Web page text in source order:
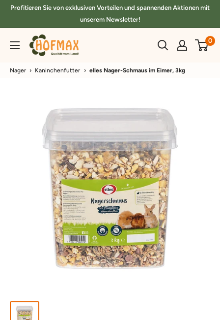
DirektProfitieren Sie von exklusiven Vorteilen und spannenden Aktionen mit
unserem Newsletter!
hofmax.de 0
Nager › Kaninchenfutter › elles Nager-Schmaus im Eimer, 3kg